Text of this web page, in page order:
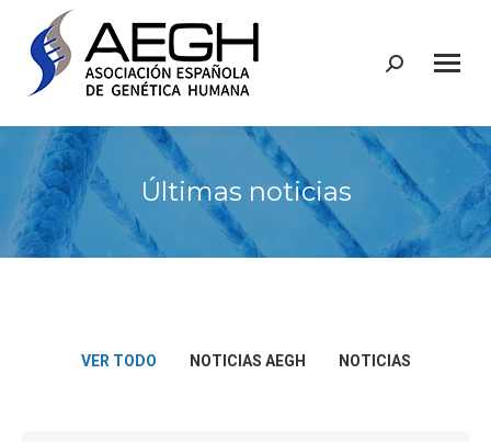
Buscar:
Últimas noticias
VER TODO NOTICIAS AEGH NOTICIAS